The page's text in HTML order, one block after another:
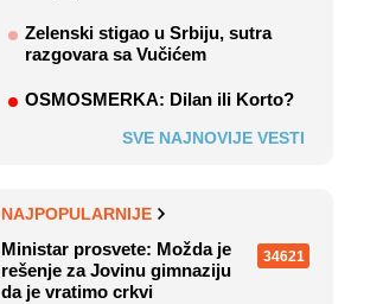
Zelenski stigao u Srbiju, sutra
razgovara sa Vučićem
OSMOSMERKA: Dilan ili Korto?
SVE NAJNOVIJE VESTI
NAJPOPULARNIJE
Ministar prosvete: Možda je
rešenje za Jovinu gimnaziju
da je vratimo crkvi
34621